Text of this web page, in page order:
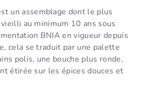
un assemblage dont le plus
au minimum 10 ans sous
BNIA en vigueur depuis
cela se traduit par une palette
polis, une bouche plus ronde,
étirée sur les épices douces et